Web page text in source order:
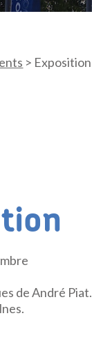
> Exposition
de André Piat.